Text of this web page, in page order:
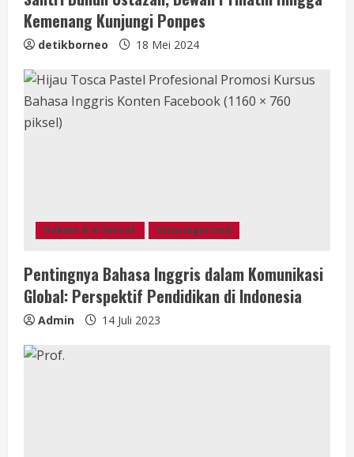
Kemenang Kunjungi Ponpes
detikborneo 18 Mei 2024
Hukum & Kriminal, Uncategorized
Pentingnya Bahasa Inggris dalam Komunikasi
Global: Perspektif Pendidikan di Indonesia
Admin 14 Juli 2023